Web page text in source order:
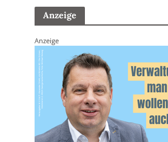
Anzeige
Anzeige